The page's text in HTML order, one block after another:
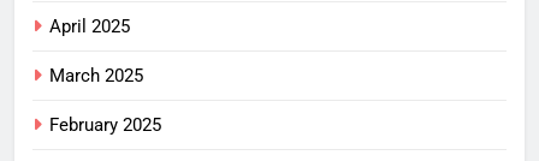
April 2025
March 2025
February 2025